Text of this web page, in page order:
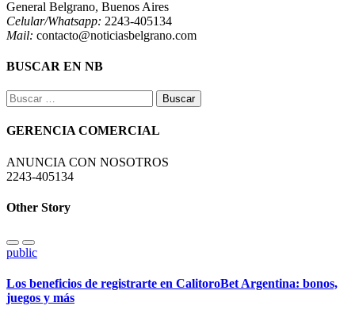
General Belgrano, Buenos Aires
Celular/Whatsapp: 2243-405134
Mail: contacto@noticiasbelgrano.com
BUSCAR EN NB
Buscar:
GERENCIA COMERCIAL
ANUNCIA CON NOSOTROS
2243-405134
Other Story
public
Los beneficios de registrarte en CalitoroBet Argentina: bonos,
juegos y más